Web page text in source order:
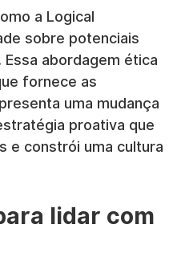
a Logical
sobre potenciais
abordagem ética
fornece as
uma mudança
proativa que
e constrói uma cultura
lidar com